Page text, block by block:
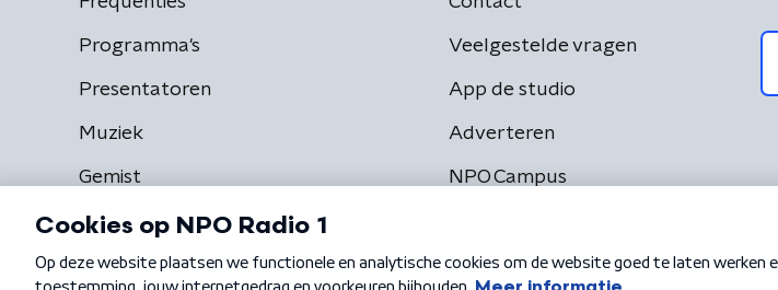
Programma's
Presentatoren
Muziek
Gemist
Veelgestelde vragen
App de studio
Adverteren
NPO Campus